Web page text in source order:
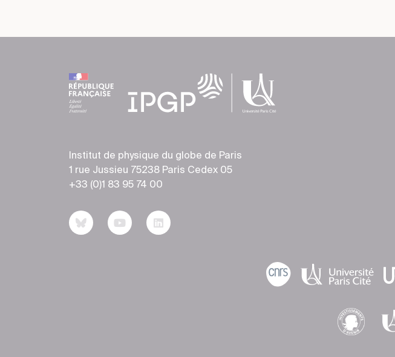
Institut de physique du globe de Paris
1 rue Jussieu 75238 Paris Cedex 05
+33 (0)1 83 95 74 00